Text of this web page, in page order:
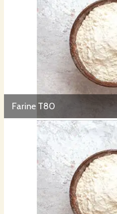
Farine T80